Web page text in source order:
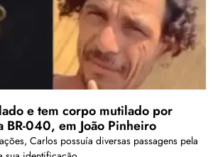
e tem corpo mutilado por
BR-040, em João Pinheiro
Carlos possuía diversas passagens pela